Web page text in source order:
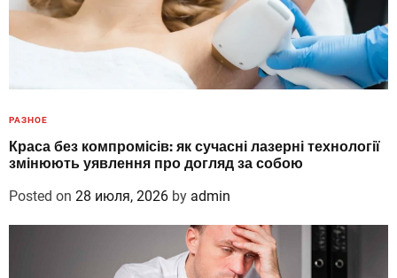
РАЗНОЕ
Краса без компромісів: як сучасні лазерні технології
змінюють уявлення про догляд за собою
Posted on 28 июля, 2026 by admin